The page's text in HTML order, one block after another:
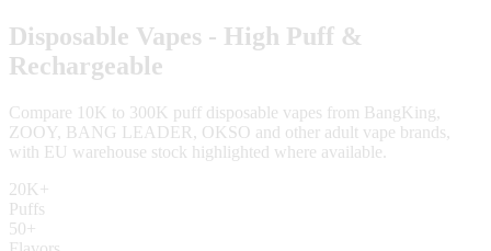
Disposable Vapes - High Puff &
Rechargeable
Compare 10K to 300K puff disposable vapes from BangKing,
ZOOY, BANG LEADER, OKSO and other adult vape brands,
with EU warehouse stock highlighted where available.
48H
Response Time
Up to 15%